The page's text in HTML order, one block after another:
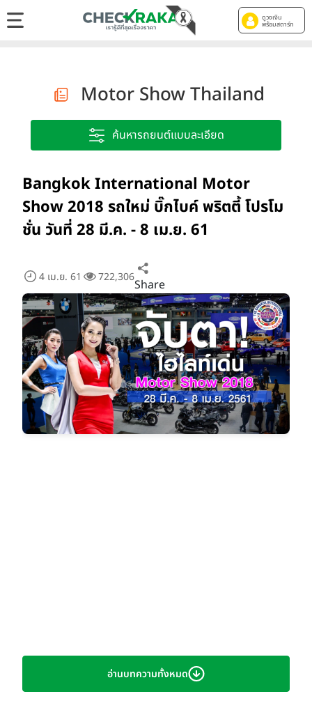
ดูวงเงิน
พร้อมสตาร์ท
Motor Show Thailand
ค้นหารถยนต์แบบละเอียด
Bangkok International Motor
Show 2018 รถใหม่ บิ๊กไบค์ พริตตี้ โปรโม
ชั่น วันที่ 28 มี.ค. - 8 เม.ย. 61
4 เม.ย. 61 722,306Share
บรรยากาศงานบางกอก อินเตอร์เนชั่นแนล มอเตอร์โชว์ 2018
งานบางกอก อินเตอร์เนชั่นแนล มอเตอร์โชว์ 2018
อ่านบทความทั้งหมด